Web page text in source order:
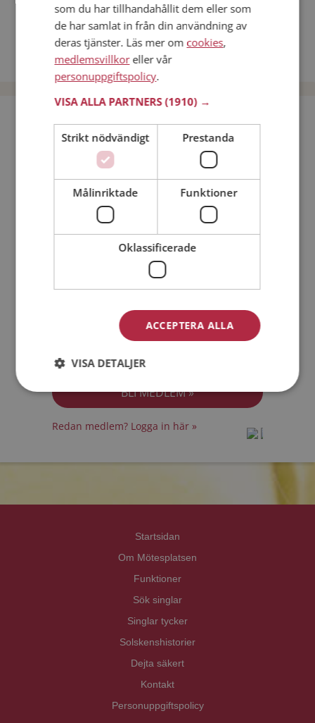
Andra singlar från Stockholm
Dejta män i Sverige
Dejta kvinnor i Sverige
Bli medlem utan kostnad!
Kvinna
Min ålder:
Medlemsvillkoren
Jag accepterarPersonuppgiftspolicyn
Redan medlem? Logga in här »
Startsidan
Om Mötesplatsen
Funktioner
Sök singlar
Singlar tycker
Solskenshistorier
Dejta säkert
Kontakt
Personuppgiftspolicy
som du har tillhandahållit dem eller som
de har samlat in från din användning av
deras tjänster. Läs mer om cookies,
medlemsvillkoreller vår
personuppgiftspolicy.
VISA ALLA PARTNERS(1910) →
Strikt nödvändigt Prestanda
Målinriktade Funktioner
Oklassificerade
ACCEPTERA ALLA
VISA DETALJER